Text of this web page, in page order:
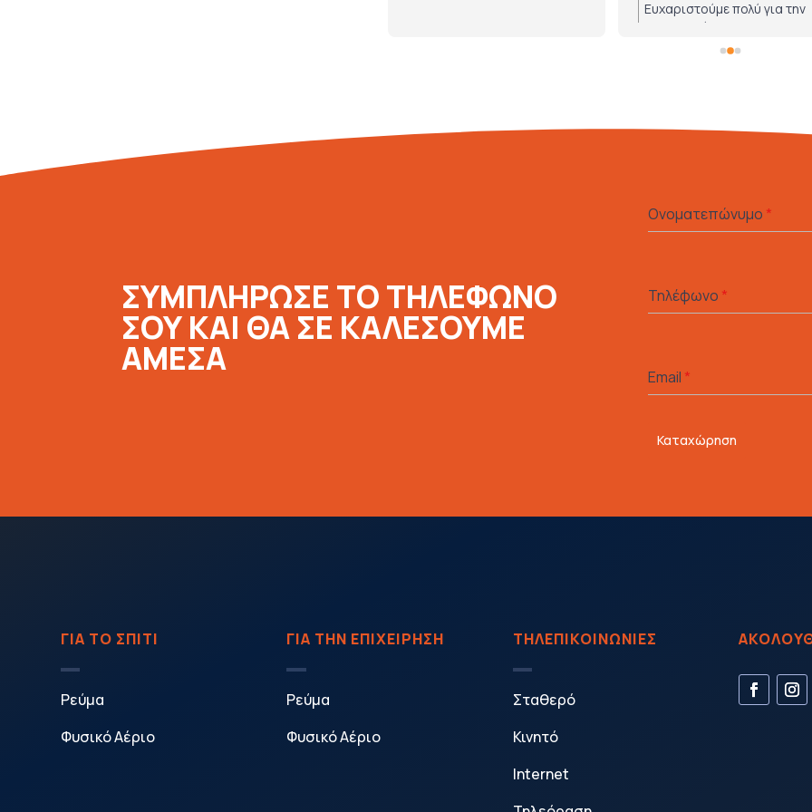
Ευχαριστούμε πολύ για την
εμπιστοσύνη!
ΣΥΜΠΛΗΡΩΣΕ ΤΟ ΤΗΛΕΦΩΝΟ
ΣΟΥ ΚΑΙ ΘΑ ΣΕ ΚΑΛΕΣΟΥΜΕ
ΑΜΕΣΑ
Ονοματεπώνυμο *
Τηλέφωνο *
Email *
Καταχώρηση
ΓΙΑ ΤΟ ΣΠΙΤΙ
Ρεύμα
Φυσικό Αέριο
ΓΙΑ ΤΗΝ ΕΠΙΧΕΙΡΗΣΗ
Ρεύμα
Φυσικό Αέριο
ΤΗΛΕΠΙΚΟΙΝΩΝΙΕΣ
Σταθερό
Κινητό
Internet